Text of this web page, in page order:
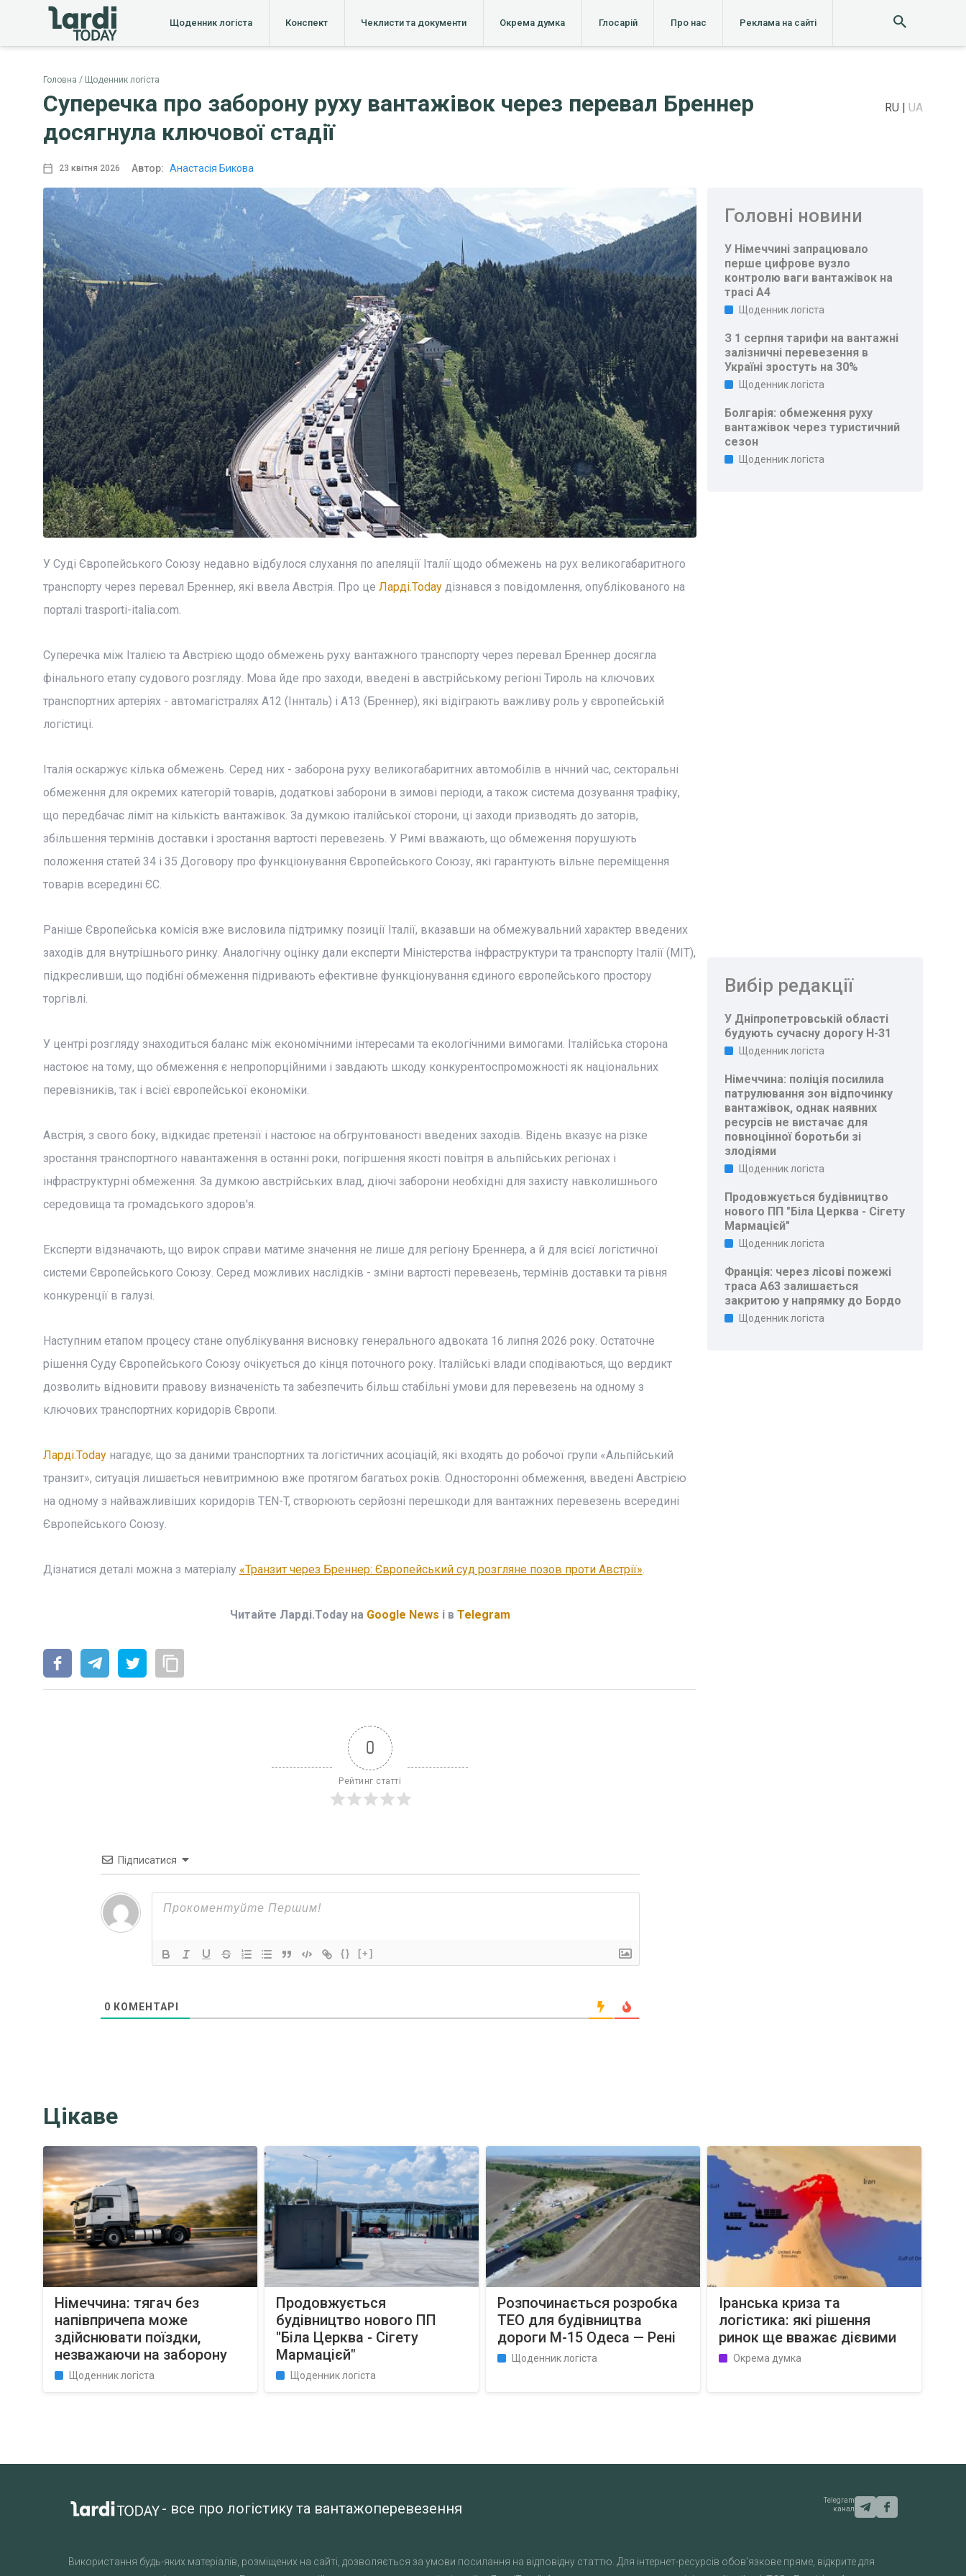
Щоденник логіста Конспект Чеклисти та документи Окрема думка Глосарій Про нас Реклама на сайті
Головна Щоденник логіста
Суперечка про заборону руху вантажівок через перевал Бреннер
досягнула ключової стадії
RU UA
23 квітня 2026 Автор: Анастасія Бикова
У Суді Європейського Союзу недавно відбулося слухання по апеляції Італії щодо обмежень на рух великогабаритного
транспорту через перевал Бреннер, які ввела Австрія. Про це Ларді.Todayдізнався з повідомлення, опублікованого на
порталі trasporti-italia.com.
Суперечка між Італією та Австрією щодо обмежень руху вантажного транспорту через перевал Бреннер досягла
фінального етапу судового розгляду. Мова йде про заходи, введені в австрійському регіоні Тироль на ключових
транспортних артеріях - автомагістралях A12 (Іннталь) і A13 (Бреннер), які відіграють важливу роль у європейській
логістиці.
Італія оскаржує кілька обмежень. Серед них - заборона руху великогабаритних автомобілів в нічний час, секторальні
обмеження для окремих категорій товарів, додаткові заборони в зимові періоди, а також система дозування трафіку,
що передбачає ліміт на кількість вантажівок. За думкою італійської сторони, ці заходи призводять до заторів,
збільшення термінів доставки і зростання вартості перевезень. У Римі вважають, що обмеження порушують
положення статей 34 і 35 Договору про функціонування Європейського Союзу, які гарантують вільне переміщення
товарів всередині ЄС.
Раніше Європейська комісія вже висловила підтримку позиції Італії, вказавши на обмежувальний характер введених
заходів для внутрішнього ринку. Аналогічну оцінку дали експерти Міністерства інфраструктури та транспорту Італії (MIT),
підкресливши, що подібні обмеження підривають ефективне функціонування єдиного європейського простору
торгівлі.
У центрі розгляду знаходиться баланс між економічними інтересами та екологічними вимогами. Італійська сторона
настоює на тому, що обмеження є непропорційними і завдають шкоду конкурентоспроможності як національних
перевізників, так і всієї європейської економіки.
Австрія, з свого боку, відкидає претензії і настоює на обгрунтованості введених заходів. Відень вказує на різке
зростання транспортного навантаження в останні роки, погіршення якості повітря в альпійських регіонах і
інфраструктурні обмеження. За думкою австрійських влад, діючі заборони необхідні для захисту навколишнього
середовища та громадського здоров'я.
Експерти відзначають, що вирок справи матиме значення не лише для регіону Бреннера, а й для всієї логістичної
системи Європейського Союзу. Серед можливих наслідків - зміни вартості перевезень, термінів доставки та рівня
конкуренції в галузі.
Наступним етапом процесу стане опублікування висновку генерального адвоката 16 липня 2026 року. Остаточне
рішення Суду Європейського Союзу очікується до кінця поточного року. Італійські влади сподіваються, що вердикт
дозволить відновити правову визначеність та забезпечить більш стабільні умови для перевезень на одному з
ключових транспортних коридорів Європи.
Ларді.Todayнагадує, що за даними транспортних та логістичних асоціацій, які входять до робочої групи «Альпійський
транзит», ситуація лишається невитримною вже протягом багатьох років. Односторонні обмеження, введені Австрією
на одному з найважливіших коридорів TEN-T, створюють серйозні перешкоди для вантажних перевезень всередині
Європейського Союзу.
Дізнатися деталі можна з матеріалу «Транзит через Бреннер: Європейський суд розгляне позов проти Австрії».
Читайте Ларді.Today на Google News і в Telegram
0
Рейтинг статті
Підписатися
{} [+]
0 КОМЕНТАРІ
Головні новини
У Німеччині запрацювало
перше цифрове вузло
контролю ваги вантажівок на
трасі A4
Щоденник логіста
З 1 серпня тарифи на вантажні
залізничні перевезення в
Україні зростуть на 30%
Щоденник логіста
Болгарія: обмеження руху
вантажівок через туристичний
сезон
Щоденник логіста
Вибір редакції
У Дніпропетровській області
будують сучасну дорогу Н-31
Щоденник логіста
Німеччина: поліція посилила
патрулювання зон відпочинку
вантажівок, однак наявних
ресурсів не вистачає для
повноцінної боротьби зі
злодіями
Щоденник логіста
Продовжується будівництво
нового ПП "Біла Церква - Сігету
Мармацієй"
Щоденник логіста
Франція: через лісові пожежі
траса A63 залишається
закритою у напрямку до Бордо
Щоденник логіста
Цікаве
Німеччина: тягач без
напівпричепа може
здійснювати поїздки,
незважаючи на заборону
Щоденник логіста
Продовжується
будівництво нового ПП
"Біла Церква - Сігету
Мармацієй"
Щоденник логіста
Розпочинається розробка
ТЕО для будівництва
дороги М-15 Одеса — Рені
Щоденник логіста
Іранська криза та
логістика: які рішення
ринок ще вважає дієвими
Окрема думка
- все про логістику та вантажоперевезення
Telegram
канал
Використання будь-яких матеріалів, розміщених на сайті, дозволяється за умови посилання на відповідну статтю. Для інтернет-ресурсів обов'язкове пряме, відкрите для